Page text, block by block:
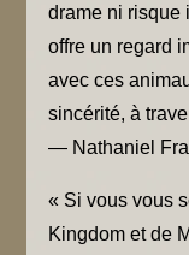
drame ni risque
offre un regard
avec ces
sincérité, à
— Nathaniel
« Si vous vous
Kingdom et de